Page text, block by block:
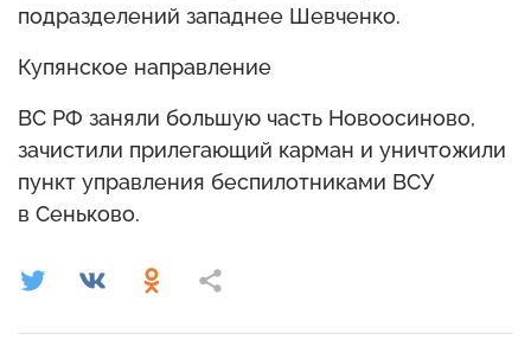
подразделений западнее Шевченко.
Купянское направление
ВС РФ заняли большую часть Новоосиново,
зачистили прилегающий карман и уничтожили
пункт управления беспилотниками ВСУ
в Сеньково.